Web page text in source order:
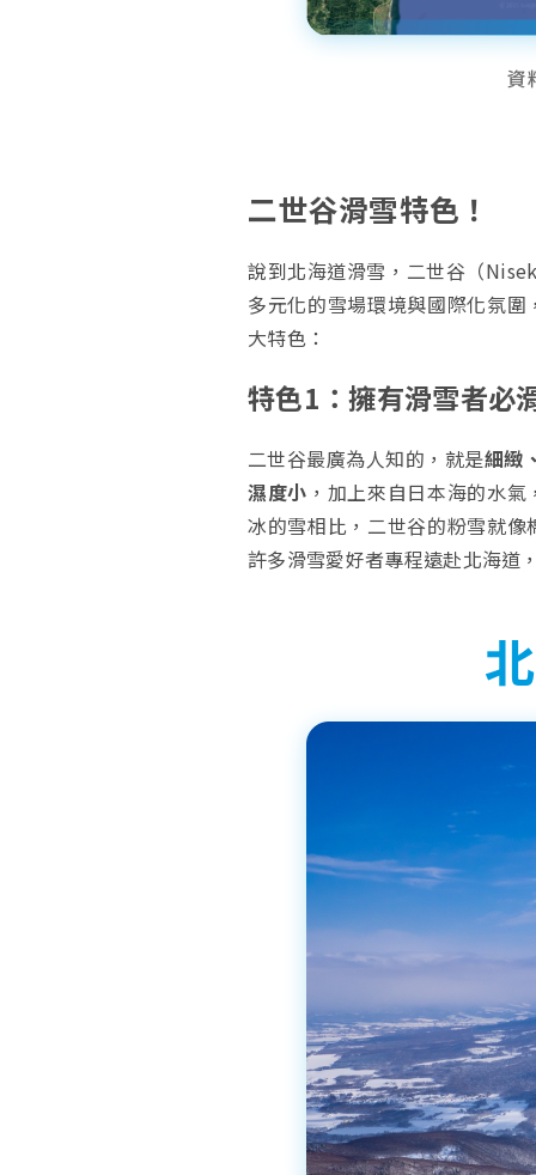
二世谷滑雪特色！
說到北海道滑雪，二世谷（
多元化的雪場環境與國際化氛
大特色：
特色1：擁有滑雪者必
二世谷最廣為人知的，就是細緻
濕度小 ，加上來自日本海的水氣
冰的雪相比，二世谷的粉雪就像
許多滑雪愛好者專程遠赴北海道